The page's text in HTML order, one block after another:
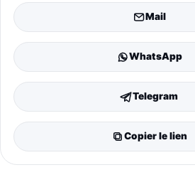
Mail
WhatsApp
Telegram
Copier le lien